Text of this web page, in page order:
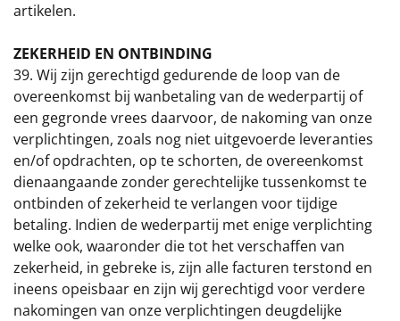
artikelen.
ZEKERHEID EN ONTBINDING
39. Wij zijn gerechtigd gedurende de loop van de
overeenkomst bij wanbetaling van de wederpartij of
een gegronde vrees daarvoor, de nakoming van onze
verplichtingen, zoals nog niet uitgevoerde leveranties
en/of opdrachten, op te schorten, de overeenkomst
dienaangaande zonder gerechtelijke tussenkomst te
ontbinden of zekerheid te verlangen voor tijdige
betaling. Indien de wederpartij met enige verplichting
welke ook, waaronder die tot het verschaffen van
zekerheid, in gebreke is, zijn alle facturen terstond en
ineens opeisbaar en zijn wij gerechtigd voor verdere
nakomingen van onze verplichtingen deugdelijke